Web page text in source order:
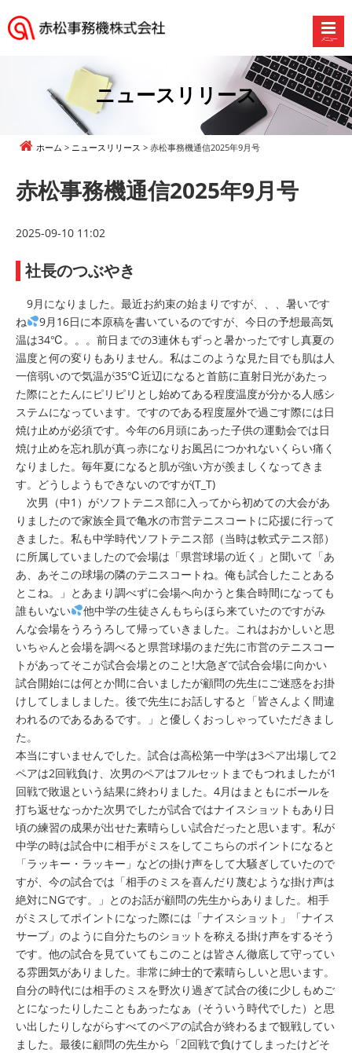
メニュー
社
ニュースリリース
ホーム ニュースリリース 赤松事務機通信2025年9月号
赤松事務機通信2025年9月号
2025-09-10 11:02
社長のつぶやき
9月になりました。最近お約束の始まりですが、、、暑いです
ね
9月16日に本原稿を書いているのですが、今日の予想最高気
温は34℃。。。前日までの3連休もずっと暑かったですし真夏の
温度と何の変りもありません。私はこのような見た目でも肌は人
一倍弱いので気温が35℃近辺になると首筋に直射日光があたっ
た際にとたんにピリピリとし始めてある程度温度が分かる人感シ
ステムになっています。ですのである程度屋外で過ごす際には日
焼け止めが必須です。今年の6月頭にあった子供の運動会では日
焼け止めを忘れ肌が真っ赤になりお風呂につかれないくらい痛く
なりました。毎年夏になると肌が強い方が羨ましくなってきま
す。どうしようもできないのですが(T_T)
次男（中1）がソフトテニス部に入ってから初めての大会があ
りましたので家族全員で亀水の市営テニスコートに応援に行って
きました。私も中学時代ソフトテニス部（当時は軟式テニス部）
に所属していましたので会場は「県営球場の近く」と聞いて「あ
あ、あそこの球場の隣のテニスコートね。俺も試合したことある
とこね。」とあまり調べずに会場へ向かうと集合時間になっても
誰もいない
他中学の生徒さんもちらほら来ていたのですがみ
んな会場をうろうろして帰っていきました。これはおかしいと思
いちゃんと会場を調べると県営球場のまだ先に市営のテニスコー
トがあってそこが試合会場とのこと!大急ぎで試合会場に向かい
試合開始には何とか間に合いましたが顧問の先生にご迷惑をお掛
けしてしましました。後で先生にお話しすると「皆さんよく間違
われるのであるあるです。」と優しくおっしゃっていただきまし
た。
本当にすいませんでした。試合は高松第一中学は3ペア出場して2
ペアは2回戦負け、次男のペアはフルセットまでもつれましたが1
回戦で敗退という結果に終わりました。4月はまともにボールを
打ち返せなっかた次男でしたが試合ではナイスショットもあり日
頃の練習の成果が出せた素晴らしい試合だったと思います。私が
中学の時は試合中に相手がミスをしてこちらのポイントになると
「ラッキー・ラッキー」などの掛け声をして大騒ぎしていたので
すが、今の試合では「相手のミスを喜んだり蔑むような掛け声は
絶対にNGです。」とのお話が顧問の先生からありました。相手
がミスしてポイントになった際には「ナイスショット」「ナイス
サーブ」のように自分たちのショットを称える掛け声をするそう
です。他の試合を見ていてもこのことは皆さん徹底して守ってい
る雰囲気がありました。非常に紳士的で素晴らしいと思います。
自分の時代には相手のミスを野次り過ぎて試合の後に少しもめご
とになったりしたこともあったなぁ（そういう時代でした）と思
い出したりしながらすべてのペアの試合が終わるまで観戦してい
ました。最後に顧問の先生から「2回戦で負けてしまったけどそ